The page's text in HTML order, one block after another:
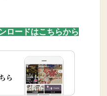
ロードはこちらから